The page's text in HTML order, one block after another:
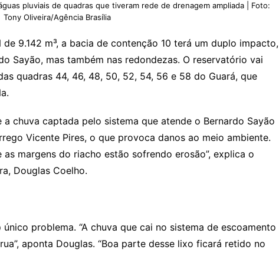
pluviais de quadras que tiveram rede de drenagem ampliada | Foto:
Tony Oliveira/Agência Brasília
9.142 m³, a bacia de contenção 10 terá um duplo impacto,
Sayão, mas também nas redondezas. O reservatório vai
quadras 44, 46, 48, 50, 52, 54, 56 e 58 do Guará, que
chuva captada pelo sistema que atende o Bernardo Sayão
Vicente Pires, o que provoca danos ao meio ambiente.
margens do riacho estão sofrendo erosão”, explica o
Douglas Coelho.
problema. “A chuva que cai no sistema de escoamento
aponta Douglas. “Boa parte desse lixo ficará retido no